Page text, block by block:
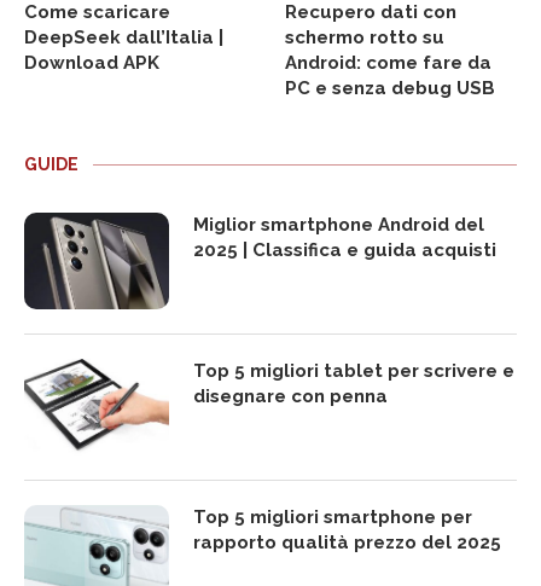
Come scaricare
DeepSeek dall’Italia |
Download APK
Recupero dati con
schermo rotto su
Android: come fare da
PC e senza debug USB
GUIDE
Miglior smartphone Android del
2025 | Classifica e guida acquisti
Top 5 migliori tablet per scrivere e
disegnare con penna
Top 5 migliori smartphone per
rapporto qualità prezzo del 2025